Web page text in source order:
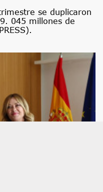
se duplicaron
045 millones de